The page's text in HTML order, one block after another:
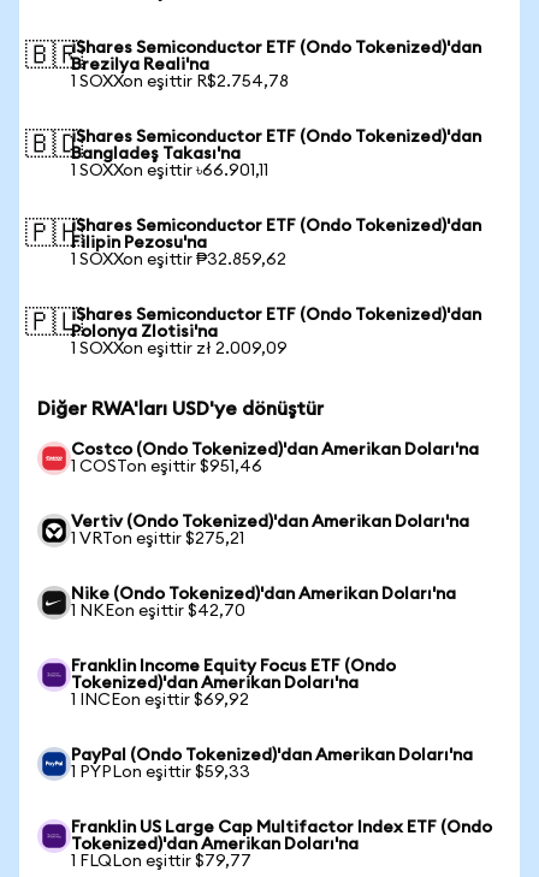
🇧🇷iShares Semiconductor ETF (Ondo Tokenized)'dan
Brezilya Reali'na
1 SOXXon eşittir R$2.754,78
🇧🇩iShares Semiconductor ETF (Ondo Tokenized)'dan
Bangladeş Takası'na
1 SOXXon eşittir ৳66.901,11
🇵🇭iShares Semiconductor ETF (Ondo Tokenized)'dan
Filipin Pezosu'na
1 SOXXon eşittir ₱32.859,62
🇵🇱iShares Semiconductor ETF (Ondo Tokenized)'dan
Polonya Zlotisi'na
1 SOXXon eşittir zł 2.009,09
Diğer RWA'ları USD'ye dönüştür
Costco (Ondo Tokenized)'dan Amerikan Doları'na
1 COSTon eşittir $951,46
Vertiv (Ondo Tokenized)'dan Amerikan Doları'na
1 VRTon eşittir $275,21
Nike (Ondo Tokenized)'dan Amerikan Doları'na
1 NKEon eşittir $42,70
Franklin Income Equity Focus ETF (Ondo
Tokenized)'dan Amerikan Doları'na
1 INCEon eşittir $69,92
PayPal (Ondo Tokenized)'dan Amerikan Doları'na
1 PYPLon eşittir $59,33
Franklin US Large Cap Multifactor Index ETF (Ondo
Tokenized)'dan Amerikan Doları'na
1 FLQLon eşittir $79,77